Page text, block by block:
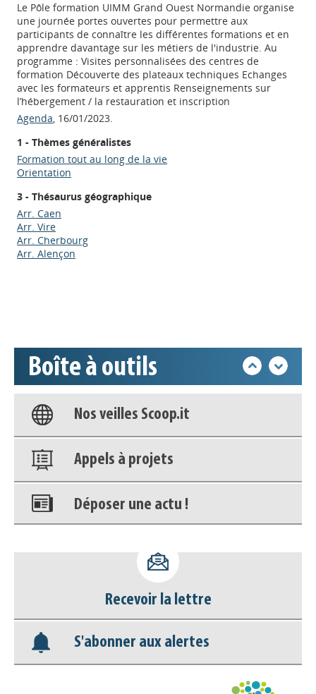
Le Pôle formation UIMM Grand Ouest Normandie organise
une journée portes ouvertes pour permettre aux
participants de connaître les différentes formations et en
apprendre davantage sur les métiers de l'industrie. Au
programme : Visites personnalisées des centres de
formation Découverte des plateaux techniques Echanges
avec les formateurs et apprentis Renseignements sur
l’hébergement / la restauration et inscription
Agenda, 16/01/2023.
1 - Thèmes généralistes
Formation tout au long de la vie
Orientation
3 - Thésaurus géographique
Arr. Caen
Arr. Vire
Arr. Cherbourg
Arr. Alençon
Boîte à outils
Base documentaire
Nos veilles Scoop.it
Appels à projets
Déposer une actu !
déconnecter)
Base documentaire
Nos veilles Scoop.it
Recevoir la lettre
S'abonner aux alertes